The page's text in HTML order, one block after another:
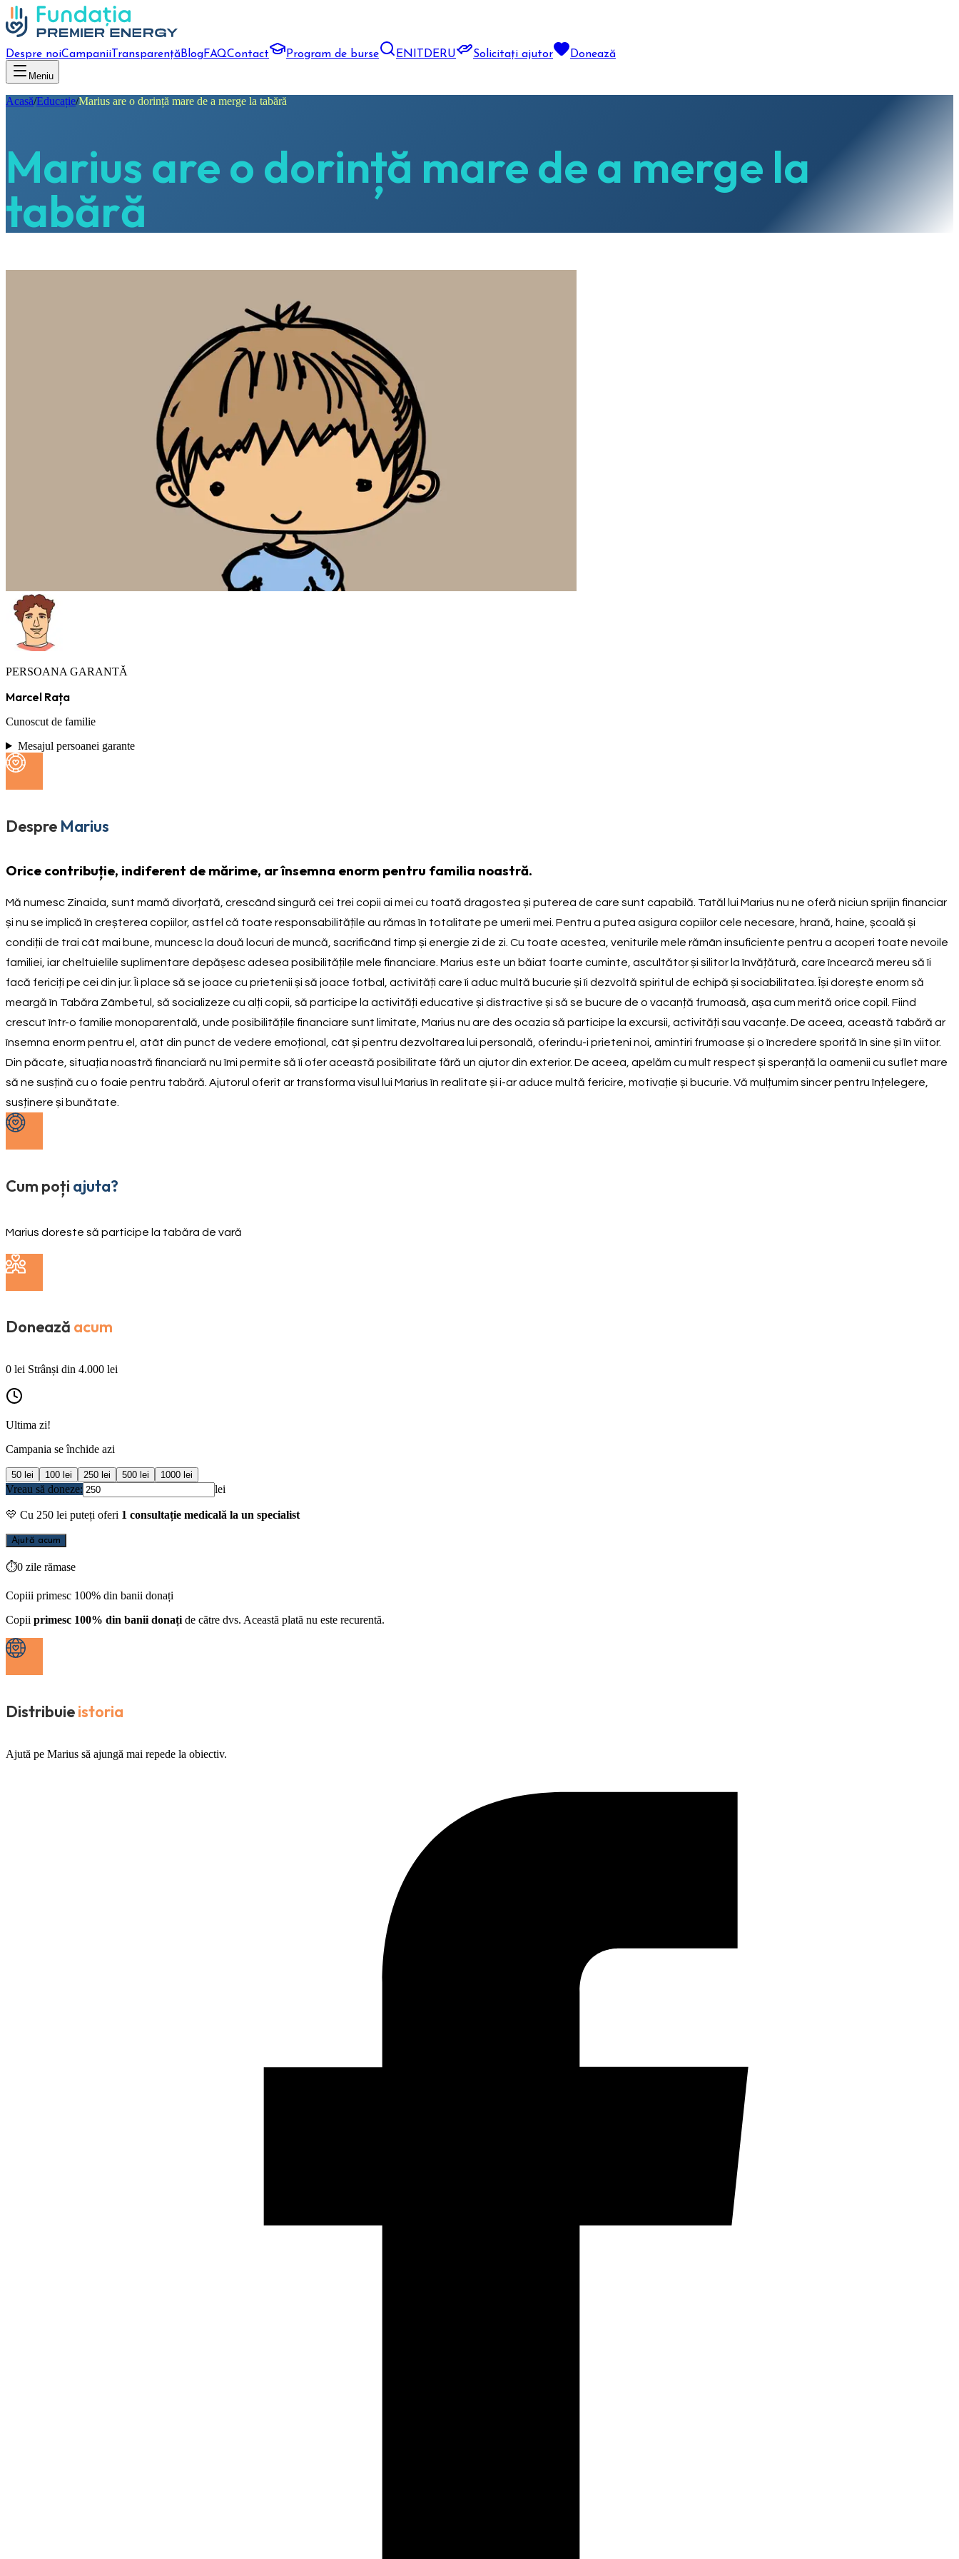
Despre noiCampanii TransparențăBlogFAQContact Program de burse EN DERU Solicitați ajutor Donează
Meniu
Acasă/Educație/Marius are o dorință mare de a merge la tabără
Marius are o dorință mare de a merge la
tabără
PERSOANA GARANTĂ
Marcel Rața
Cunoscut de familie
Mesajul persoanei garante
Despre Marius
Orice contribuție, indiferent de mărime, ar însemna enorm pentru familia noastră.
Mă numesc Zinaida, sunt mamă divorțată, crescând singură cei trei copii ai mei cu toată dragostea și puterea de care sunt capabilă. Tatăl lui Marius nu ne oferă niciun sprijin financiar
și nu se implică în creșterea copiilor, astfel că toate responsabilitățile au rămas în totalitate pe umerii mei. Pentru a putea asigura copiilor cele necesare, hrană, haine, școală și
condiții de trai cât mai bune, muncesc la două locuri de muncă, sacrificând timp și energie zi de zi. Cu toate acestea, veniturile mele rămân insuficiente pentru a acoperi toate nevoile
familiei, iar cheltuielile suplimentare depășesc adesea posibilitățile mele financiare. Marius este un băiat foarte cuminte, ascultător și silitor la învățătură, care încearcă mereu să îi
facă fericiți pe cei din jur. Îi place să se joace cu prietenii și să joace fotbal, activități care îi aduc multă bucurie și îi dezvoltă spiritul de echipă și sociabilitatea. Își dorește enorm să
meargă în Tabăra Zâmbetul, să socializeze cu alți copii, să participe la activități educative și distractive și să se bucure de o vacanță frumoasă, așa cum merită orice copil. Fiind
crescut într-o familie monoparentală, unde posibilitățile financiare sunt limitate, Marius nu are des ocazia să participe la excursii, activități sau vacanțe. De aceea, această tabără ar
însemna enorm pentru el, atât din punct de vedere emoțional, cât și pentru dezvoltarea lui personală, oferindu-i prieteni noi, amintiri frumoase și o încredere sporită în sine și în viitor.
Din păcate, situația noastră financiară nu îmi permite să îi ofer această posibilitate fără un ajutor din exterior. De aceea, apelăm cu mult respect și speranță la oamenii cu suflet mare
să ne susțină cu o foaie pentru tabără. Ajutorul oferit ar transforma visul lui Marius în realitate și i-ar aduce multă fericire, motivație și bucurie. Vă mulțumim sincer pentru înțelegere,
susținere și bunătate.
Cum poți ajuta?
Marius doreste să participe la tabăra de vară
Donează acum
0 lei Strânși din 4.000 lei
Ultima zi!
Campania se închide azi
50 lei 100 lei 250 lei 500 lei 1000 lei
Vreau să doneze: lei
💛 Cu 250 lei puteți oferi 1 consultație medicală la un specialist
Ajută acum
⏱0 zile rămase
Copiii primesc 100% din banii donați
Copii primesc 100% din banii donați de către dvs. Această plată nu este recurentă.
Distribuieistoria
Ajută pe Marius să ajungă mai repede la obiectiv.